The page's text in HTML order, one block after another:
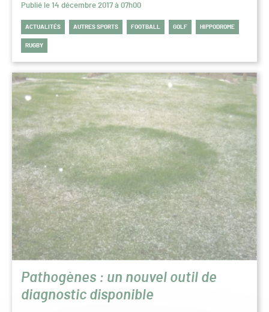
Publié le 14 décembre 2017 à 07h00
ACTUALITÉS AUTRES SPORTS FOOTBALL GOLF HIPPODROME
RUGBY
Pathogènes : un nouvel outil de
diagnostic disponible